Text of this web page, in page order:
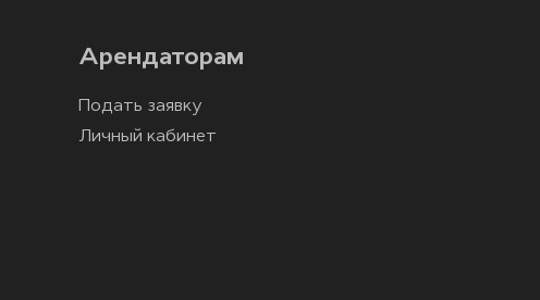
Арендаторам
Подать заявку
Личный кабинет